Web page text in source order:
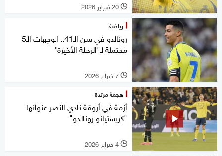
l 20 فبراير 2026
رياضة
رونالدو في سن الـ41.. الوجهات الـ5
محتملة لـ"الرحلة الأخيرة"
l 7 فبراير 2026
هجمة مرتدة
أزمة في أروقة نادي النصر عنوانها
"كريستيانو رونالدو"
l 4 فبراير 2026